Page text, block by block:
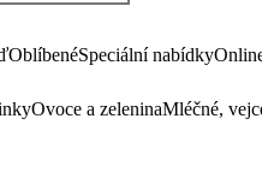
OblíbenéSpeciální nabídky
Ovoce a zeleninaMléčné,